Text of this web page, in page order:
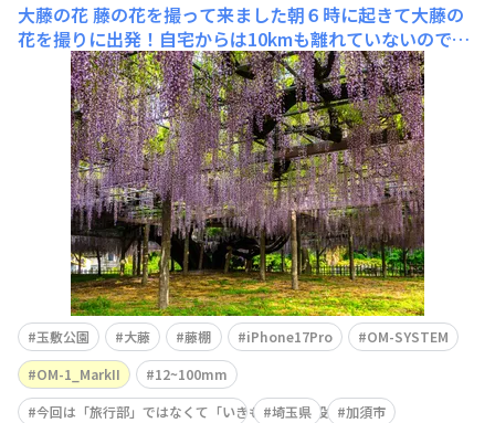
大藤の花藤の花を撮って来ました朝６時に起きて大藤の
花を撮りに出発！自宅からは10kmも離れていないので、
7時半には帰宅正に朝飯前に三文の徳？を戴いてきました
場所は埼玉県加須市にある玉敷公園ここの藤は推定樹齢が
400年以上だそうで、県の特別天然記念物に指定されてい
ます他にも藤棚が幾つもあるので藤の公園になって
玉敷公園 大藤 藤棚 iPhone17Pro
OM-SYSTEM
OM-1_MarkII
12~100mm
今回は「旅行部」ではなくて「いきもの係」に投稿
埼玉県 加須市